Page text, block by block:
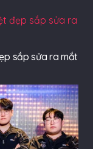
sắp sửa ra mắt